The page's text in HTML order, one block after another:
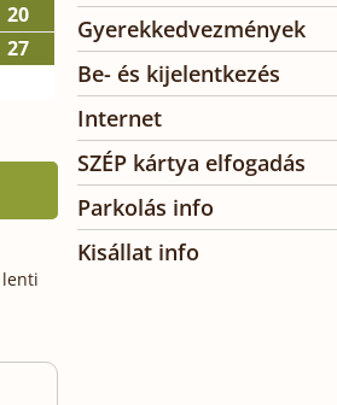
20
27
12
13 14 15
19
20 21 22
26
27 28
lenti
Gyerekkedvezmények
Be- és kijelentkezés
Internet
SZÉP kártya elfogadás
Parkolás info
Kisállat info